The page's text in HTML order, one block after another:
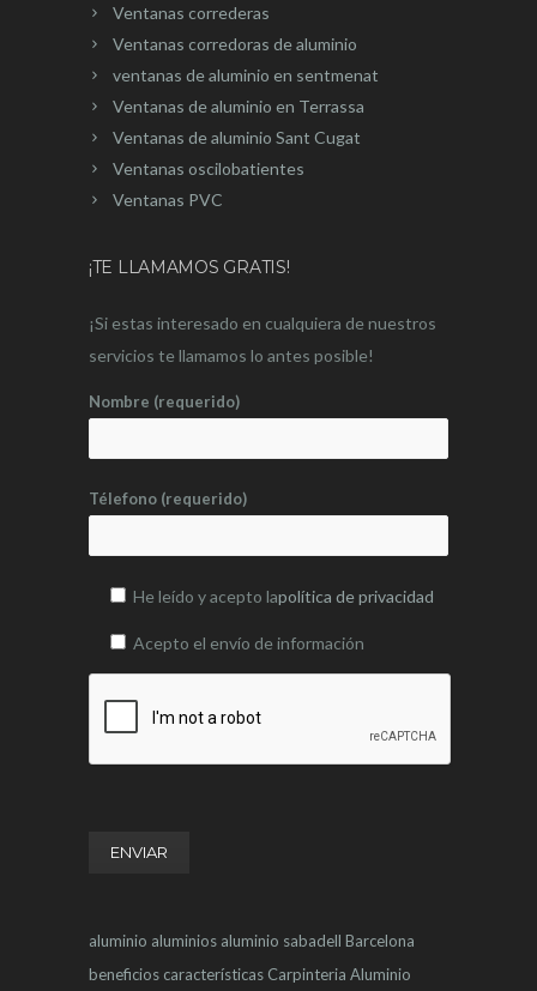
Ventanas correderas
Ventanas corredoras de aluminio
ventanas de aluminio en sentmenat
Ventanas de aluminio en Terrassa
Ventanas de aluminio Sant Cugat
Ventanas oscilobatientes
Ventanas PVC
¡TE LLAMAMOS GRATIS!
¡Si estas interesado en cualquiera de nuestros
servicios te llamamos lo antes posible!
Nombre (requerido)
Télefono (requerido)
He leído y acepto lapolítica de privacidad
Acepto el envío de información
aluminio aluminios aluminio sabadell Barcelona
beneficios características Carpinteria Aluminio